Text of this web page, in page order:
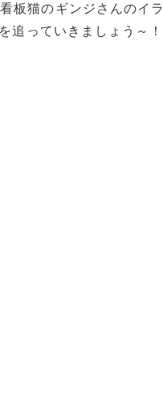
板猫のギンジさんのイラ
追っていきましょう～！